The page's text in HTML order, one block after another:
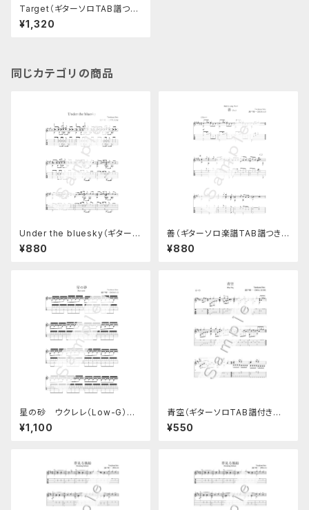
Target（ギターソロTAB譜つき
楽譜）
¥1,320
同じカテゴリの商品
Under the bluesky（ギターソ
ロ楽譜）TAB譜つき
¥880
善（ギターソロ楽譜TAB譜つき）
ベイビーズソングNo.6
¥880
星の砂 ウクレレ（Low-G）ソ
ロ楽譜
¥1,100
青空（ギターソロTAB譜付き楽
譜）
¥550